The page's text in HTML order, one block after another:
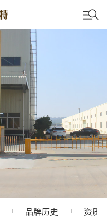
品牌历史 资质